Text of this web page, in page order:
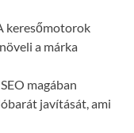
keresőmotorok
a márka
magában
javítását, ami